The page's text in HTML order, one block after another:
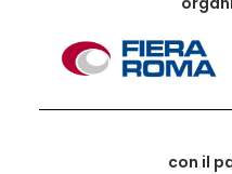
con il